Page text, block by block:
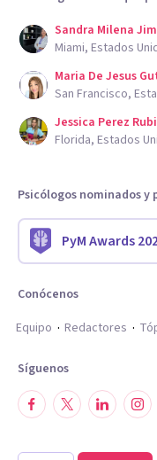
Sandra Milena
Miami, Estados
Maria De Jesus
San Francisco,
Jessica Perez
Florida, Estados
Psicólogos nominados y
PyM Awards
Conócenos
Equipo
Redactores
Síguenos